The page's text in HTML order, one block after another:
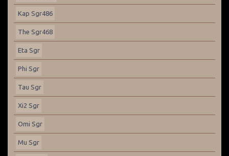
Kap Sgr486
The Sgr468
Eta Sgr
Phi Sgr
Tau Sgr
Xi2 Sgr
Omi Sgr
Mu Sgr